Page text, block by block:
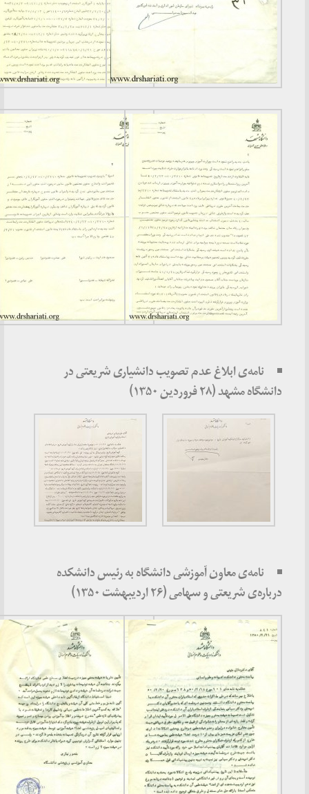
نامه‌ی ابلاغ عدم تصویب دانشیاری شریعتی در
دانشگاه مشهد (۲۸ فروردین ۱۳۵۰)
نامه‌ی معاون آموزشی دانشگاه به رئیس دانشکده
درباره‌ی شریعتی و سهامی (۲۶ اردیبهشت ۱۳۵۰)